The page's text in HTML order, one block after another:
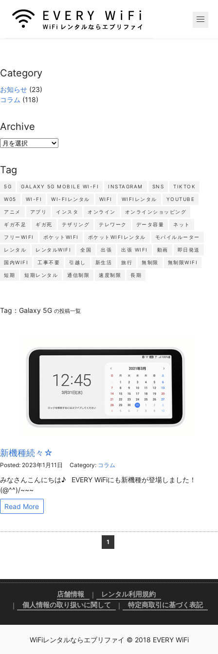
Category
お知らせ (23)
コラム (118)
Archive
Archive
Tag
5G GALAXY 5G MOBILE WI-FI INSTAGRAM SNS TIKTOK
W05 WI-FI WI-FIレンタル WIFI WIFIレンタル YOUTUBE
アニメ アプリ インスタ オンライン オンラインショッピング
ギガ不足 ギガ死 テザリング テレワーク データ容量 ネット
フリーWIFI ポケットWIFI ポケットWIFIレンタル モバイルルーター
レンタル レンタルWIFI 全国 出張 出張 WIFI 動画 即日発送
国内WIFI 工事不要 引越し 新生活 旅行 無制限 無制限WIFI
短期 短期レンタル 通信制限 速度制限 長期
Tag：Galaxy 5G の投稿一覧
新機種続々☆
Posted: 2023年1月11日 Category: コラム
みなさんこんにちは♪ EVERY WiFiにも新機種が登場しました！
(@^^)/~~~
Read More
1
店舗情報
レンタル利用規約
個人情報の取り扱いに関して
特定商取引に基づく表記
WiFiレンタルならエブリファイ © 2018 EVERY WiFi